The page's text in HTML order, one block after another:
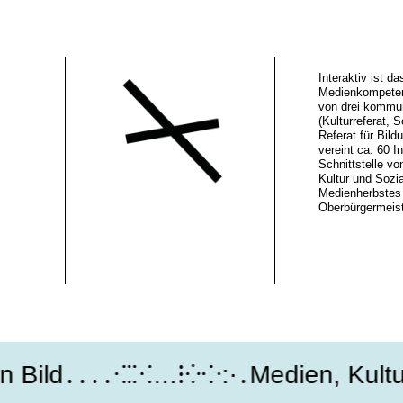
Interaktiv ist
von drei
(Kulturreferat,
Referat für
vereint ca. 60
Schnittstelle
Kultur und
Kultur,